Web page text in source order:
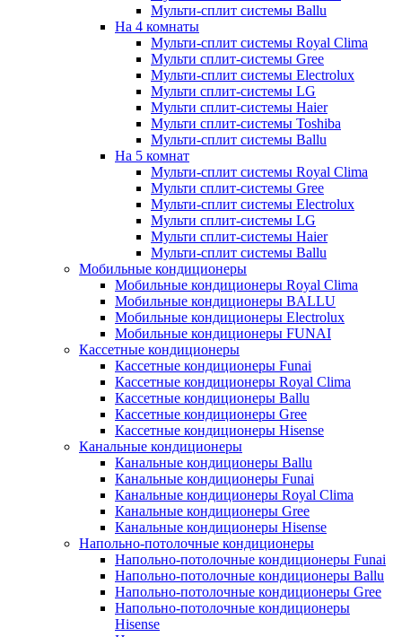
Мульти-сплит системы Ballu
На 4 комнаты
Мульти-сплит системы Royal Clima
Мульти сплит-системы Gree
Мульти-сплит системы Electrolux
Мульти сплит-системы LG
Мульти сплит-системы Haier
Мульти сплит-системы Toshiba
Мульти-сплит системы Ballu
На 5 комнат
Мульти-сплит системы Royal Clima
Мульти сплит-системы Gree
Мульти-сплит системы Electrolux
Мульти сплит-системы LG
Мульти сплит-системы Haier
Мульти-сплит системы Ballu
Мобильные кондиционеры
Мобильные кондиционеры Royal Clima
Мобильные кондиционеры BALLU
Мобильные кондиционеры Electrolux
Мобильные кондиционеры FUNAI
Кассетные кондиционеры
Кассетные кондиционеры Funai
Кассетные кондиционеры Royal Clima
Кассетные кондиционеры Ballu
Кассетные кондиционеры Gree
Кассетные кондиционеры Hisense
Канальные кондиционеры
Канальные кондиционеры Ballu
Канальные кондиционеры Funai
Канальные кондиционеры Royal Clima
Канальные кондиционеры Gree
Канальные кондиционеры Hisense
Напольно-потолочные кондиционеры
Напольно-потолочные кондиционеры Funai
Напольно-потолочные кондиционеры Ballu
Напольно-потолочные кондиционеры Gree
Напольно-потолочные кондиционеры
Hisense